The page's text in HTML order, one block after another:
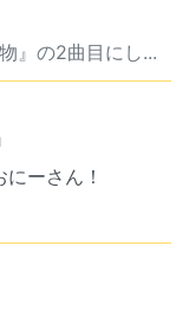
』の2曲目にし...
ーさん！